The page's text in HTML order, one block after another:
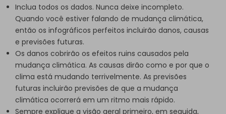
Inclua todos os dados. Nunca deixe incompleto.
Quando você estiver falando de mudança climática,
então os infográficos perfeitos incluirão danos, causas
e previsões futuras.
Os danos cobrirão os efeitos ruins causados pela
mudança climática. As causas dirão como e por que o
clima está mudando terrivelmente. As previsões
futuras incluirão previsões de que a mudança
climática ocorrerá em um ritmo mais rápido.
Sempre explique a visão geral primeiro, em seguida,